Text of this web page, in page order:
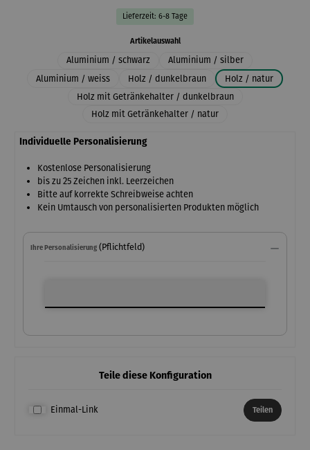
Lieferzeit: 6-8 Tage
Artikelauswahlauswählen
Aluminium / schwarz
Aluminium / silber
Aluminium / weiss
Holz / dunkelbraun
Holz / natur
Holz mit Getränkehalter / dunkelbraun
Holz mit Getränkehalter / natur
Individuelle Personalisierung
Kostenlose Personalisierung
bis zu 25 Zeichen inkl. Leerzeichen
Bitte auf korrekte Schreibweise achten
Kein Umtausch von personalisierten Produkten möglich
Ihre Personalisierung (Pflichtfeld)
Teile diese Konfiguration
Einmal-Link Teilen